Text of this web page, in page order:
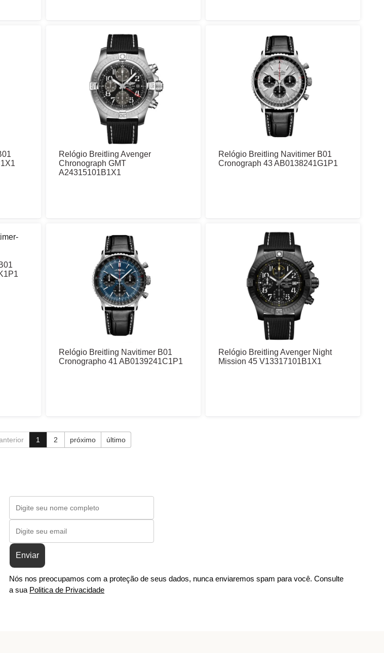
Relógio Breitling Avenger
Chronograph GMT
A24315101B1X1
Relógio Breitling Navitimer B01
Cronograph 43 AB0138241G1P1
Relógio Breitling Navitimer B01
Cronographo 41 AB0139241C1P1
Relógio Breitling Avenger Night
Mission 45 V13317101B1X1
1 2 próximo último
Enviar
Nós nos preocupamos com a proteção de seus dados, nunca enviaremos spam para você. Consulte
a sua Politica de Privacidade